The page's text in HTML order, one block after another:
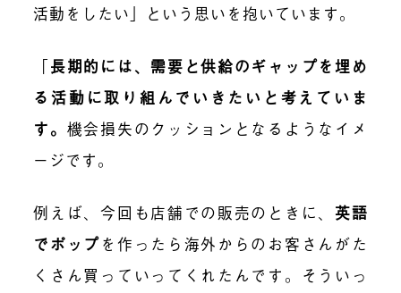
活動をしたい」という思いを抱いています。
「長期的には、需要と供給のギャップを埋め
る活動に取り組んでいきたいと考えていま
す。 機会損失のクッションとなるようなイメ
ージです。
例えば、今回も店舗での販売のときに、 英語
でポップを作ったら海外からのお客さんがた
くさん買っていってくれたんです。そういっ